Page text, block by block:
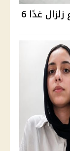
البحوث الفلكية تحسم مزاعم وقوع زلزال غدًا 6